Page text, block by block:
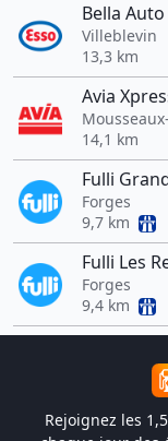
Bella
Villeblevin
13,3 km
Avia
14,1 km
Fulli
Forges
9,7 km
Fulli Les
Forges
9,4 km
Rejoignez les